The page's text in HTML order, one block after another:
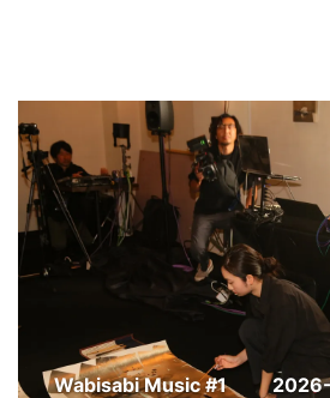
Wabisabi Music #1